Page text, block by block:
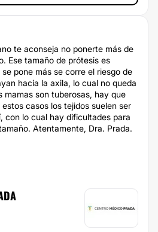
te aconseja no ponerte más de
Ese tamaño de prótesis es
pone más se corre el riesgo de
hacia la axila, lo cual no queda
mamas son tuberosas, hay que
casos los tejidos suelen ser
con lo cual hay dificultades para
Atentamente, Dra. Prada.